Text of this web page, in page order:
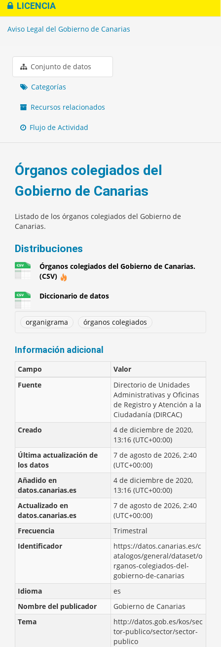
LICENCIA
Aviso Legal del Gobierno de Canarias
Conjunto de datos
Categorías
Recursos relacionados
Flujo de Actividad
Órganos colegiados del
Gobierno de Canarias
Listado de los órganos colegiados del Gobierno de
Canarias.
Distribuciones
Órganos colegiados del Gobierno de Canarias.
(CSV)
Diccionario de datos
organigrama órganos colegiados
Información adicional
Campo
Valor
Fuente
Directorio de Unidades
Administrativas y Oficinas
de Registro y Atención a la
Ciudadanía (DIRCAC)
Creado
4 de diciembre de 2020,
13:16 (UTC+00:00)
Última actualización de
los datos
7 de agosto de 2026, 2:40
(UTC+00:00)
Añadido en
datos.canarias.es
4 de diciembre de 2020,
13:16 (UTC+00:00)
Actualizado en
datos.canarias.es
7 de agosto de 2026, 2:40
(UTC+00:00)
Frecuencia
Trimestral
Identificador
https://datos.canarias.es/c
atalogos/general/dataset/o
rganos-colegiados-del-
gobierno-de-canarias
Idioma
es
Nombre del publicador
Gobierno de Canarias
Tema
http://datos.gob.es/kos/sec
tor-publico/sector/sector-
publico